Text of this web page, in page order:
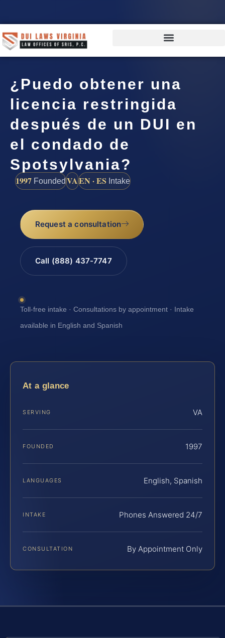
¿Puedo obtener una
licencia restringida
después de un DUI en
el condado de
Spotsylvania?
1997 FoundedVAEN · ES Intake
Request a consultation
Call (888) 437-7747
Toll-free intake · Consultations by appointment · Intake
available in English and Spanish
At a glance
SERVING VA
FOUNDED 1997
LANGUAGES English, Spanish
INTAKE Phones Answered 24/7
CONSULTATION By Appointment Only